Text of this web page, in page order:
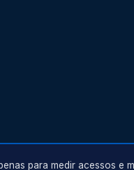
para medir acessos e